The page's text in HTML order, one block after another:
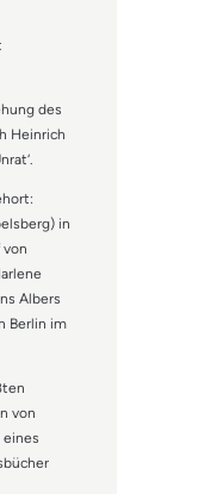
des
Heinrich
in
von
Albers
Berlin im
von
eines